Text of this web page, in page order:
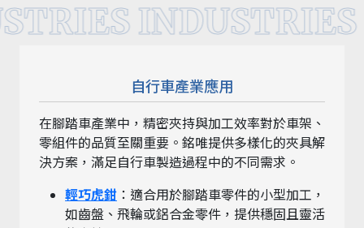
自行車產業應用
在腳踏車產業中，精密夾持與加工效率對於車架、
零組件的品質至關重要。銘唯提供多樣化的夾具解
決方案，滿足自行車製造過程中的不同需求。
輕巧虎鉗 ：適合用於腳踏車零件的小型加工，
如齒盤、飛輪或鋁合金零件，提供穩固且靈活